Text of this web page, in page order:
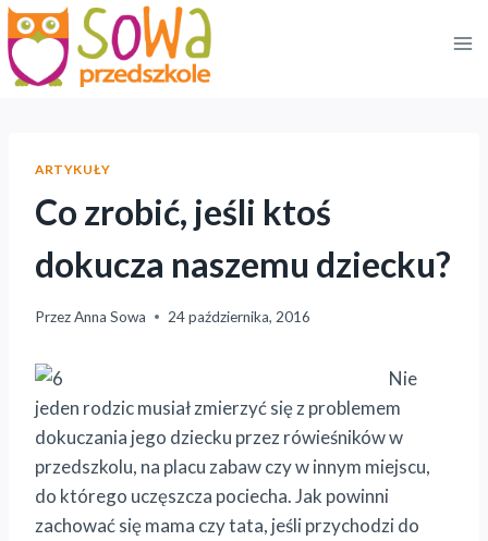
Przejdź
do
treści
ARTYKUŁY
Co zrobić, jeśli ktoś
dokucza naszemu dziecku?
PrzezAnna Sowa 24 października, 2016
Nie
jeden rodzic musiał zmierzyć się z problemem
dokuczania jego dziecku przez rówieśników w
przedszkolu, na placu zabaw czy w innym miejscu,
do którego uczęszcza pociecha. Jak powinni
zachować się mama czy tata, jeśli przychodzi do